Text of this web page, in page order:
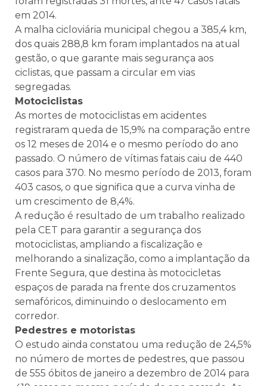
em 2014.
A malha cicloviária municipal chegou a 385,4 km,
dos quais 288,8 km foram implantados na atual
gestão, o que garante mais segurança aos
ciclistas, que passam a circular em vias
segregadas.
Motociclistas
As mortes de motociclistas em acidentes
registraram queda de 15,9% na comparação entre
os 12 meses de 2014 e o mesmo período do ano
passado. O número de vítimas fatais caiu de 440
casos para 370. No mesmo período de 2013, foram
403 casos, o que significa que a curva vinha de
um crescimento de 8,4%.
A redução é resultado de um trabalho realizado
pela CET para garantir a segurança dos
motociclistas, ampliando a fiscalização e
melhorando a sinalização, como a implantação da
Frente Segura, que destina às motocicletas
espaços de parada na frente dos cruzamentos
semafóricos, diminuindo o deslocamento em
corredor.
Pedestres e motoristas
O estudo ainda constatou uma redução de 24,5%
no número de mortes de pedestres, que passou
de 555 óbitos de janeiro a dezembro de 2014 para